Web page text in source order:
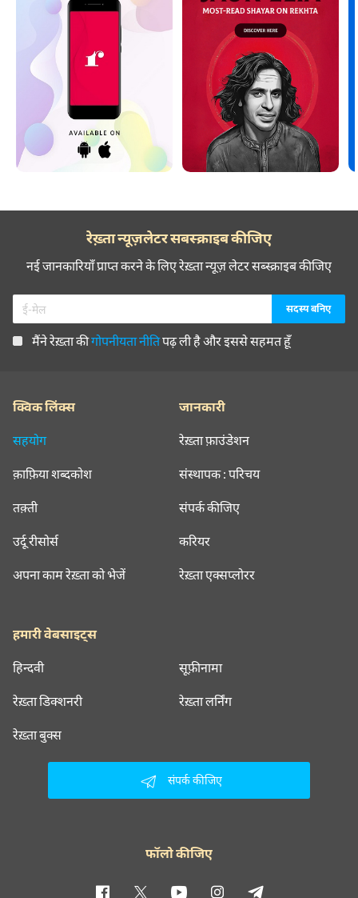
रेख़्ता न्यूज़लेटर सबस्क्राइब कीजिए
नई जानकारियाँ प्राप्त करने के लिए रेख़्ता न्यूज़ लेटर सब्स्क्राइब कीजिए
मैंने रेख़्ता कीगोपनीयता नीतिपढ़ ली है और इससे सहमत हूँ
क्विक लिंक्स
सहयोग
क़ाफ़िया शब्दकोश
तक़्ती
उर्दू रीसोर्स
अपना काम रेख़्ता को भेजें
जानकारी
रेख़्ता फ़ाउंडेशन
संस्थापक : परिचय
संपर्क कीजिए
करियर
रेख़्ता एक्सप्लोरर
हमारी वेबसाइट्स
हिन्दवी सूफ़ीनामा
रेख़्ता डिक्शनरी रेख़्ता लर्निंग
रेख़्ता बुक्स
संपर्क कीजिए
फॉलो कीजिए